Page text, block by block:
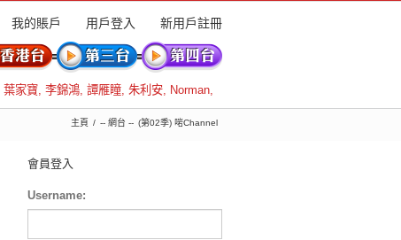
我的賬戶 用戶登入 新用戶註冊
葉家寶, 李錦鴻, 譚雁瞳, 朱利安, Norman,
主頁 -- 網台 -- (第02季) 啱Channel
會員登入
Username: